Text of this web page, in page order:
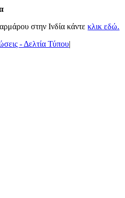
στην Ινδία κάντεκλικ εδώ.
- Δελτία Τύπου|